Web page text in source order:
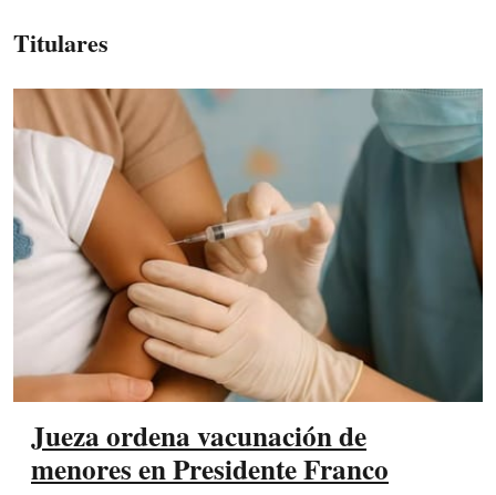
Titulares
Jueza ordena vacunación de
menores en Presidente Franco